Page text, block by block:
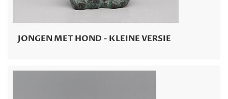
JONGEN MET HOND - KLEINE VERSIE